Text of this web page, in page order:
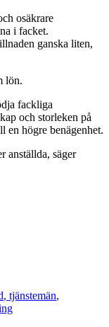
osäkrare
i facket.
ganska liten,
lön.
fackliga
och storleken på
en högre benägenhet.
anställda, säger
, tjänstemän,